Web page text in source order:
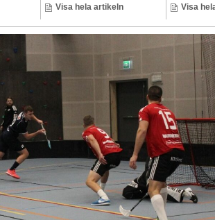
Visa hela artikeln Visa